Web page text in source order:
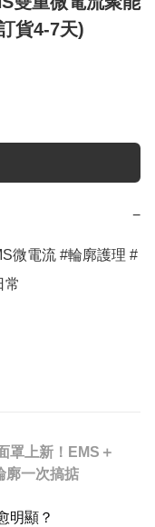
貨4-7天)
−
微電流 #輪廓護理 #
常
罩上新！EMS＋
廓一次搞掂
明顯？